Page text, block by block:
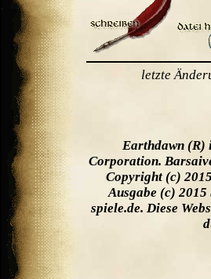
letzte
Earthdawn (R)
Corporation.
Copyright (c)
Ausgabe (c) 2015
spiele.de. Diese